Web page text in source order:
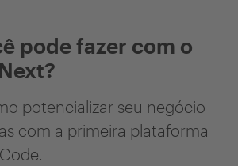
pode fazer com o
potencializar seu negócio
com a primeira plataforma